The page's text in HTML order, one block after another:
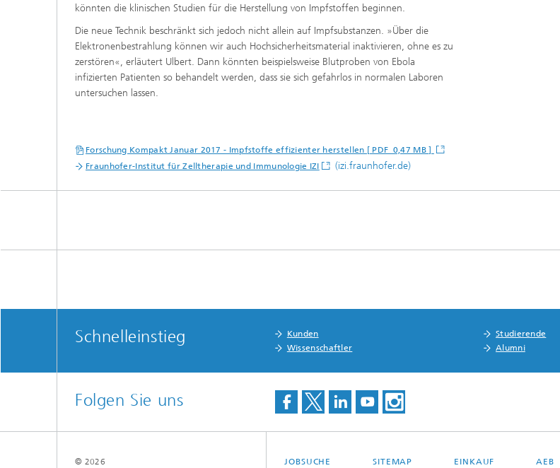
könnten die klinischen Studien für die Herstellung von Impfstoffen beginnen.
Die neue Technik beschränkt sich jedoch nicht allein auf Impfsubstanzen. »Über die
Elektronenbestrahlung können wir auch Hochsicherheitsmaterial inaktivieren, ohne es zu
zerstören«, erläutert Ulbert. Dann könnten beispielsweise Blutproben von Ebola
infizierten Patienten so behandelt werden, dass sie sich gefahrlos in normalen Laboren
untersuchen lassen.
Forschung Kompakt Januar 2017 - Impfstoffe effizienter herstellen [ PDF 0,47 MB ]
Fraunhofer-Institut für Zelltherapie und Immunologie IZI
(izi.fraunhofer.de)
Schnelleinstieg Kunden Studierende
Wissenschaftler
Alumni
Folgen Sie uns
JOBSUCHE SITEMAP EINKAUF AEB
© 2026